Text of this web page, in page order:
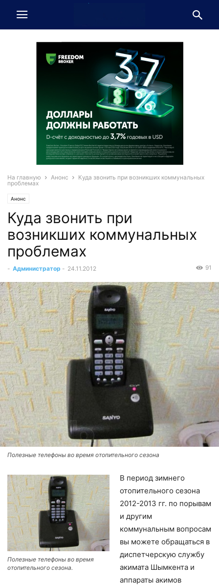
На главную Анонс
Куда звонить при возникших коммунальных
проблемах
Анонс
Куда звонить при
возникших коммунальных
проблемах
- Администратор - 24.11.2012 91
Полезные телефоны во время отопительного сезона
Полезные телефоны во время
отопительного сезона.
В период зимнего
отопительного сезона
2012-2013 гг. по порывам
и другим
коммунальным вопросам
вы можете обращаться в
диспетчерскую службу
акимата Шымкента и
аппараты акимов